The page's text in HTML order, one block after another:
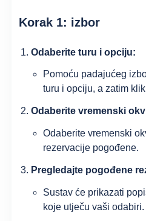
Korak 1: izbor
Odaberite turu i opciju:
Pomoću padajućeg
turu i opciju, a zatim
Odaberite vremenski
Odaberite vremenski
rezervacije pogođene.
Pregledajte pogođene
Sustav će prikazati
koje utječu vaši odabiri.